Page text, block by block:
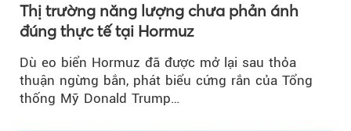
Thị trường năng lượng chưa phản ánh
đúng thực tế tại Hormuz
Dù eo biển Hormuz đã được mở lại sau thỏa
thuận ngừng bắn, phát biểu cứng rắn của Tổng
thống Mỹ Donald Trump…